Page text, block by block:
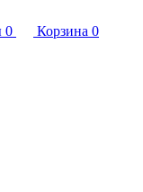
0 Корзина 0